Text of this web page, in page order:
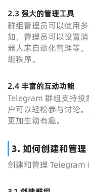
2.3 强大的管理工具
群组管理员可以使用
如，管理员可以设置
器人来自动化管理等
组秩序。
2.4 丰富的互动功能
Telegram 群组支持投
户可以轻松参与讨论
更加生动有趣。
3. 如何创建和管
创建和管理 Telegram